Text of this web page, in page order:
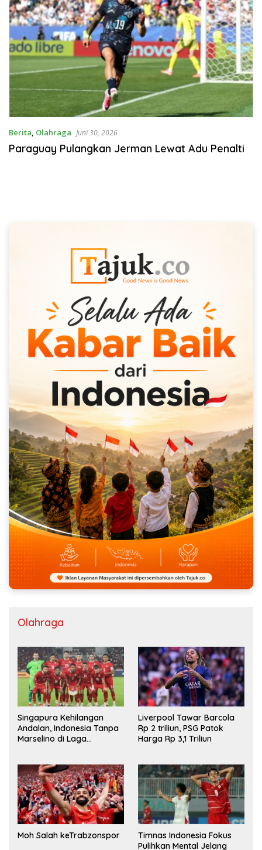
Berita, Olahraga Juni 30, 2026
Paraguay Pulangkan Jerman Lewat Adu Penalti
Olahraga
Singapura Kehilangan
Andalan, Indonesia Tanpa
Marselino di Laga
Liverpool Tawar Barcola
Rp 2 triliun, PSG Patok
Harga Rp 3,1 Triliun
Moh Salah keTrabzonspor
Timnas Indonesia Fokus
Pulihkan Mental Jelang